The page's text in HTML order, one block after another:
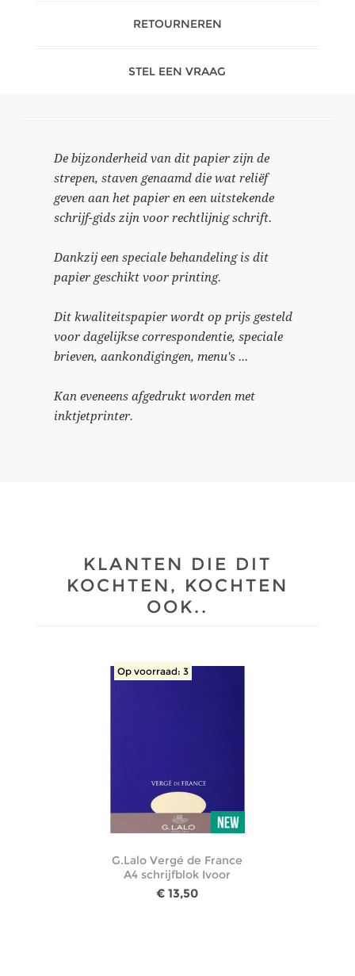
RETOURNEREN
STEL EEN VRAAG
De bijzonderheid van dit papier zijn de
strepen, staven genaamd die wat reliëf
geven aan het papier en een uitstekende
schrijf-gids zijn voor rechtlijnig schrift.
Dankzij een speciale behandeling is dit
papier geschikt voor printing.
Dit kwaliteitspapier wordt op prijs gesteld
voor dagelijkse correspondentie, speciale
brieven, aankondigingen, menu's ...
Kan eveneens afgedrukt worden met
inktjetprinter.
KLANTEN DIE DIT
KOCHTEN, KOCHTEN
OOK..
Op voorraad: 3
G.Lalo Vergé de France
A4 schrijfblok Ivoor
€ 13,50